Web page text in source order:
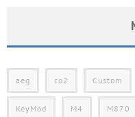
aeg co2 Custom
KeyMod M4 M870